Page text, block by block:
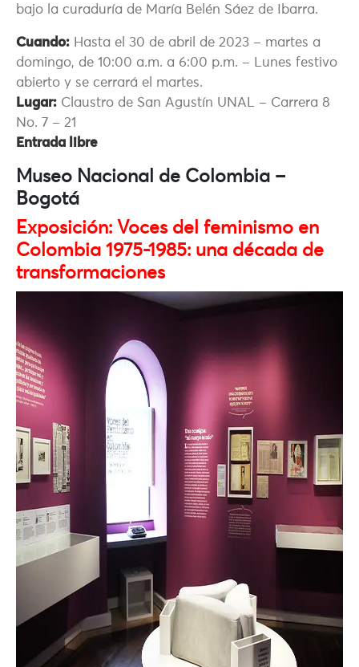
bajo la curaduría de María Belén Sáez de Ibarra.
Cuando: Hasta el 30 de abril de 2023 – martes a
domingo, de 10:00 a.m. a 6:00 p.m. – Lunes festivo
abierto y se cerrará el martes.
Lugar: Claustro de San Agustín UNAL – Carrera 8
No. 7 – 21
Entrada libre
Museo Nacional de Colombia –
Bogotá
Exposición: Voces del feminismo en
Colombia 1975-1985: una década de
transformaciones